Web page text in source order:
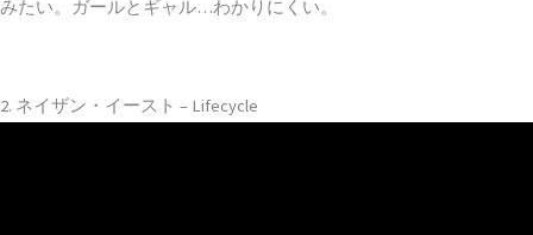
みたい。ガールとギャル…わかりにくい。
2. ネイザン・イースト – Lifecycle